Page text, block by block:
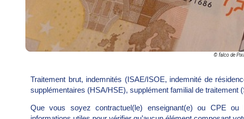
© falco de
Traitement brut, indemnités (ISAE/ISOE, indemnité de
supplémentaires (HSA/HSE), supplément familial de traitement
Que vous soyez contractuel(le) enseignant(e) ou CPE